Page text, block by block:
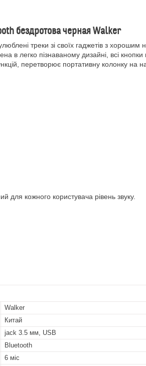
бездротовачернаяWalker
треки зі своїх гаджетів з хорошим
в легко пізнаваному дизайні, всі
перетворює портативну колонку на
для кожного користувача рівень звуку.
Walker
Китай
jack 3.5 мм, USB
Bluetooth
6 міс